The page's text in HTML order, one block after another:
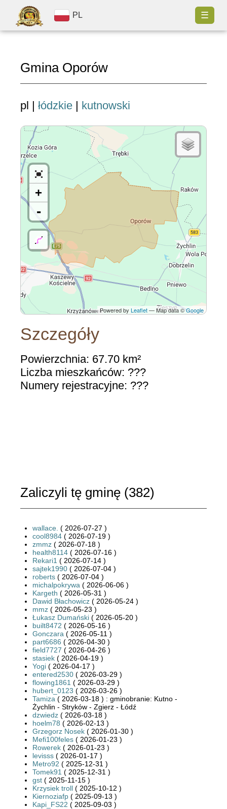
PL ☰
Gmina Oporów
pl | łódzkie | kutnowski
+
-
Powered by Leaflet— Map data ©Google
Szczegóły
Powierzchnia: 67.70 km²
Liczba mieszkańców: ???
Numery rejestracyjne: ???
Zaliczyli tę gminę (382)
wallace. ( 2026-07-27 )
cool8984 ( 2026-07-19 )
zmmz ( 2026-07-18 )
health8114 ( 2026-07-16 )
Rekari1 ( 2026-07-14 )
sajtek1990 ( 2026-07-04 )
roberts ( 2026-07-04 )
michalpokrywa ( 2026-06-06 )
Kargeth ( 2026-05-31 )
Dawid Błachowicz ( 2026-05-24 )
mmz ( 2026-05-23 )
Łukasz Dumański ( 2026-05-20 )
built8472 ( 2026-05-16 )
Gonczara ( 2026-05-11 )
part6686 ( 2026-04-30 )
field7727 ( 2026-04-26 )
stasiek ( 2026-04-19 )
Yogi ( 2026-04-17 )
entered2530 ( 2026-03-29 )
flowing1861 ( 2026-03-29 )
hubert_0123 ( 2026-03-26 )
Tamiza ( 2026-03-18 ) : gminobranie: Kutno -
Żychlin - Stryków - Zgierz - Łódź
dzwiedz ( 2026-03-18 )
hoelm78 ( 2026-02-13 )
Grzegorz Nosek ( 2026-01-30 )
Mefi100feles ( 2026-01-23 )
Rowerek ( 2026-01-23 )
levisss ( 2026-01-17 )
Metro92 ( 2025-12-31 )
Tomek91 ( 2025-12-31 )
gst ( 2025-11-15 )
Krzysiek troll ( 2025-10-12 )
Kiernoziafp ( 2025-09-13 )
Kapi_FS22 ( 2025-09-03 )